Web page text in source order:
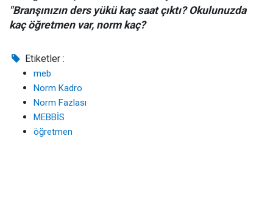
"Branşınızın ders yükü kaç saat çıktı? Okulunuzda
kaç öğretmen var, norm kaç?
Etiketler :
meb
Norm Kadro
Norm Fazlası
MEBBİS
öğretmen